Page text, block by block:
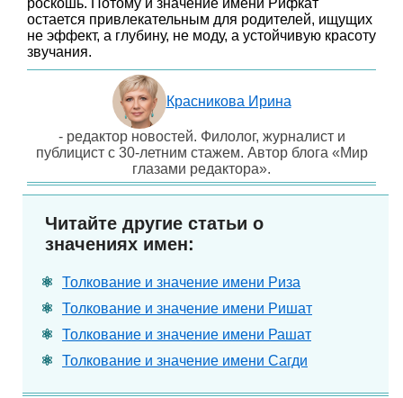
роскошь. Потому и значение имени Рифкат
остается привлекательным для родителей, ищущих
не эффект, а глубину, не моду, а устойчивую красоту
звучания.
Красникова Ирина
- редактор новостей. Филолог, журналист и
публицист с 30-летним стажем. Автор блога «Мир
глазами редактора».
Читайте другие статьи о
значениях имен:
Толкование и значение имени Риза
Толкование и значение имени Ришат
Толкование и значение имени Рашат
Толкование и значение имени Сагди